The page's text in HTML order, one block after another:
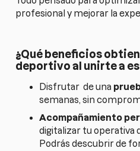
profesional y mejorar la
¿Qué beneficios
deportivo al unirte a
Disfrutar de una
semanas, sin
Acompañamiento
digitalizar tu operativa
Podrás descubrir de